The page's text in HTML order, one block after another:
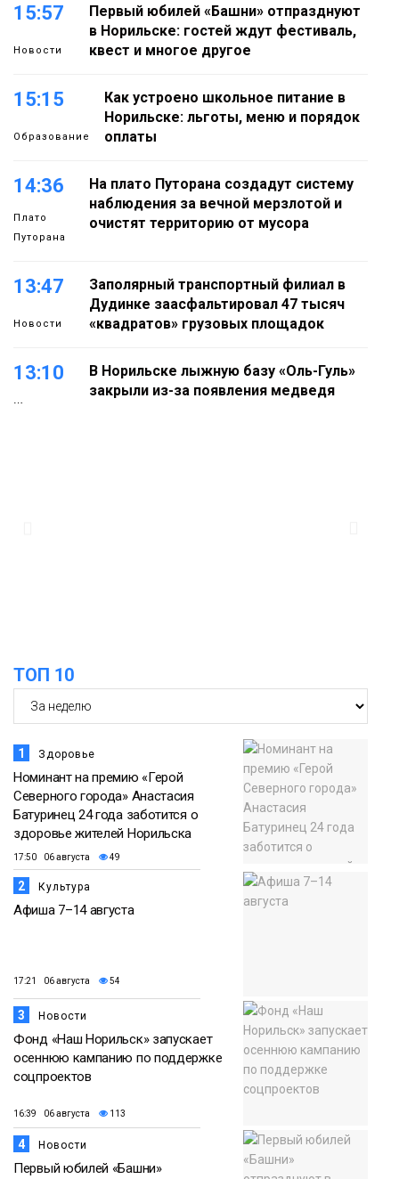
15:57
Новости
Первый юбилей «Башни» отпразднуют
в Норильске: гостей ждут фестиваль,
квест и многое другое
15:15
Образование
Как устроено школьное питание в
Норильске: льготы, меню и порядок
оплаты
14:36
Плато
Путорана
На плато Путорана создадут систему
наблюдения за вечной мерзлотой и
очистят территорию от мусора
13:47
Новости
Заполярный транспортный филиал в
Дудинке заасфальтировал 47 тысяч
«квадратов» грузовых площадок
13:10
Животные
В Норильске лыжную базу «Оль-Гуль»
закрыли из-за появления медведя
ТОП 10
1 Здоровье
Номинант на премию «Герой
Северного города» Анастасия
Батуринец 24 года заботится о
здоровье жителей Норильска
17:50 06 августа 49
2 Культура
Афиша 7–14 августа
17:21 06 августа 54
3 Новости
Фонд «Наш Норильск» запускает
осеннюю кампанию по поддержке
соцпроектов
16:39 06 августа 113
4 Новости
Первый юбилей «Башни»